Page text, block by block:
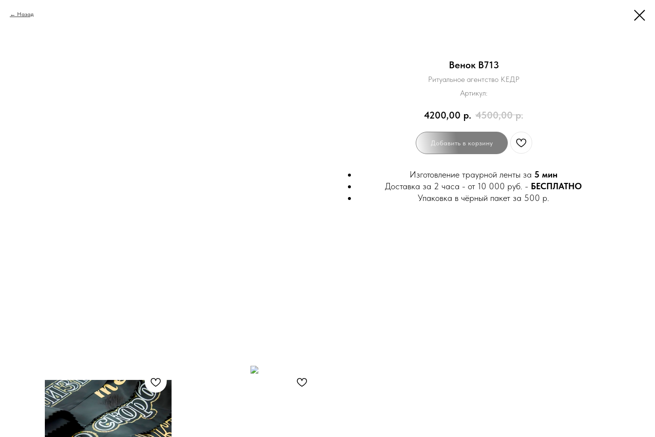
Назад
Венок B713
Ритуальное агентство КЕДР
Артикул:
4200,00 р. 4500,00 р.
Добавить в корзину
Изготовление траурной ленты за 5 мин
Доставка за 2 часа - от 10 000 руб. - БЕСПЛАТНО
Упаковка в чёрный пакет за 500 р.